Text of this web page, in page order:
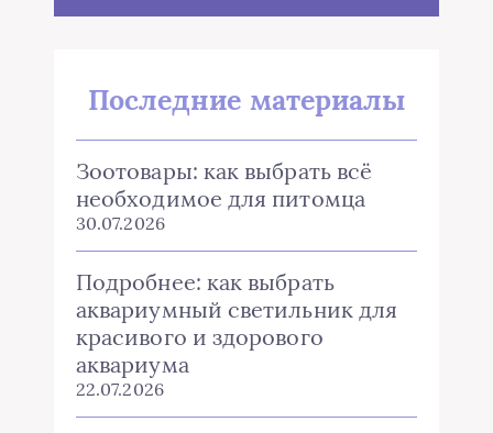
Последние материалы
Зоотовары: как выбрать всё
необходимое для питомца
30.07.2026
Подробнее: как выбрать
аквариумный светильник для
красивого и здорового
аквариума
22.07.2026